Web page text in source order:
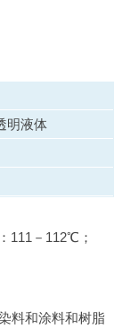
明液体
111－112℃；
料和涂料和树脂